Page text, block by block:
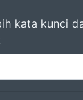
kata kunci